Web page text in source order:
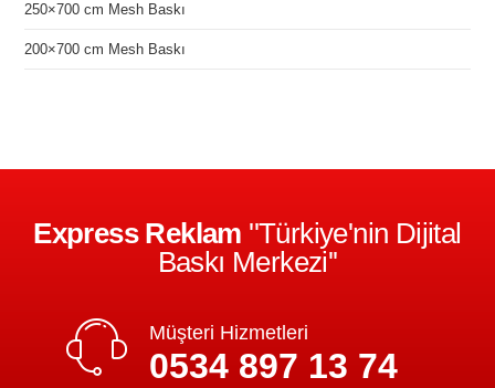
250×700 cm Mesh Baskı
200×700 cm Mesh Baskı
Express Reklam ''Türkiye'nin Dijital
Baskı Merkezi''
Müşteri Hizmetleri
0534 897 13 74